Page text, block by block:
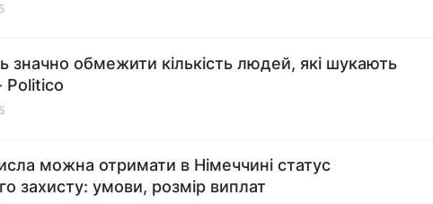
значно обмежити кількість людей, які шукають
Politico
можна отримати в Німеччині статус
захисту: умови, розмір виплат